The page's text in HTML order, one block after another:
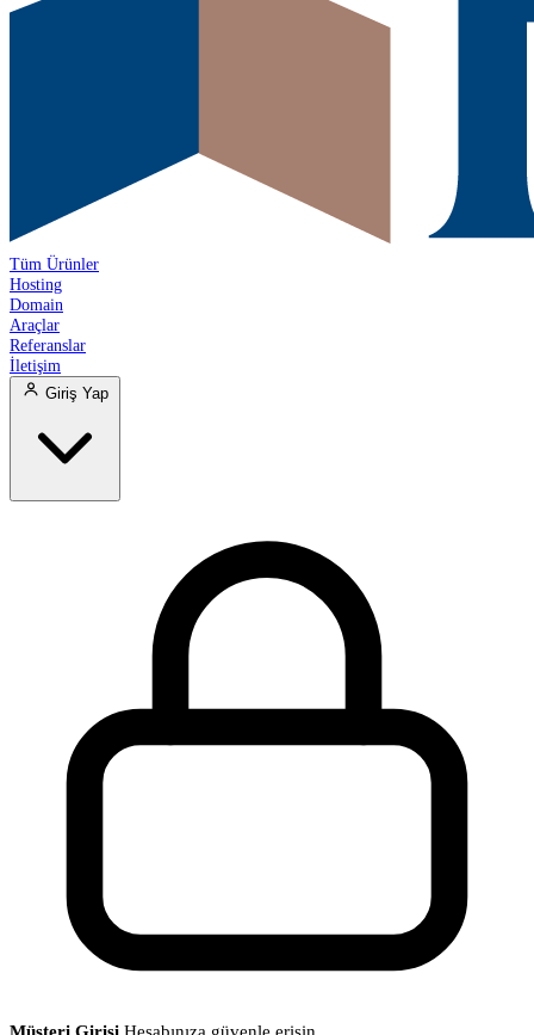
Tüm Ürünler
Hosting
Domain
Araçlar
Referanslar
İletişim
Giriş Yap